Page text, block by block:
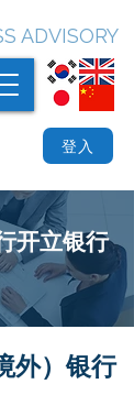
ADVISORY
登入
开立银行
外）银行